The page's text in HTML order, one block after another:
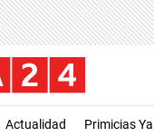
Actualidad Primicias Ya